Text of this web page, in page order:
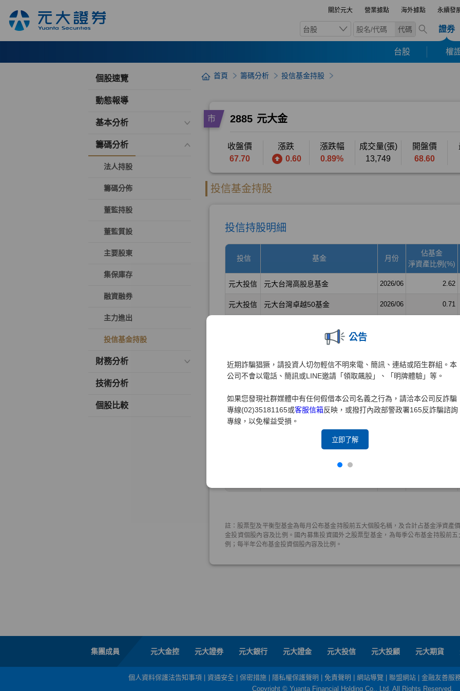
關於元大 營業據點 海外據點 永續發
台股 代碼 證券
台股 權
公告
近期詐騙猖獗，請投資人切勿輕信不明來電、簡訊、連結或陌生群組。本
公司不會以電話、簡訊或LINE邀請「領取飆股」、「明牌體驗」等。
如果您發現社群媒體中有任何假借本公司名義之行為，請洽本公司反詐騙
專線(02)35181165或客服信箱反映，或撥打內政部警政署165反詐騙諮詢
專線，以免權益受損。
立即了解
個股速覽
動態報導
基本分析
籌碼分析
法人持股
籌碼分佈
董監持股
董監質設
主要股東
集保庫存
融資融券
主力進出
投信基金持股
財務分析
技術分析
個股比較
首頁 籌碼分析 投信基金持股
集團成員 元大金控 元大證券 元大銀行 元大證金 元大投信 元大投顧 元大期貨
個人資料保護法告知事項 資通安全 保密措施 隱私權保護聲明 免責聲明 網站導覽 聯盟網站
金融友善服
Copyright © Yuanta Financial Holding Co., Ltd. All Rights Reserved.